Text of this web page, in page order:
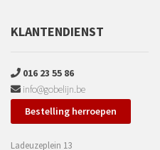
KLANTENDIENST
016 23 55 86
info@gobelijn.be
Bestelling herroepen
Ladeuzeplein 13